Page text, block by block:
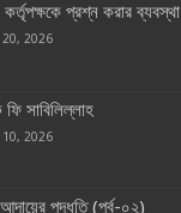
প্রশ্ন করার
20, 2026
সাবিলিল্লাহ
10, 2026
পদ্ধতি (পর্ব-০২)